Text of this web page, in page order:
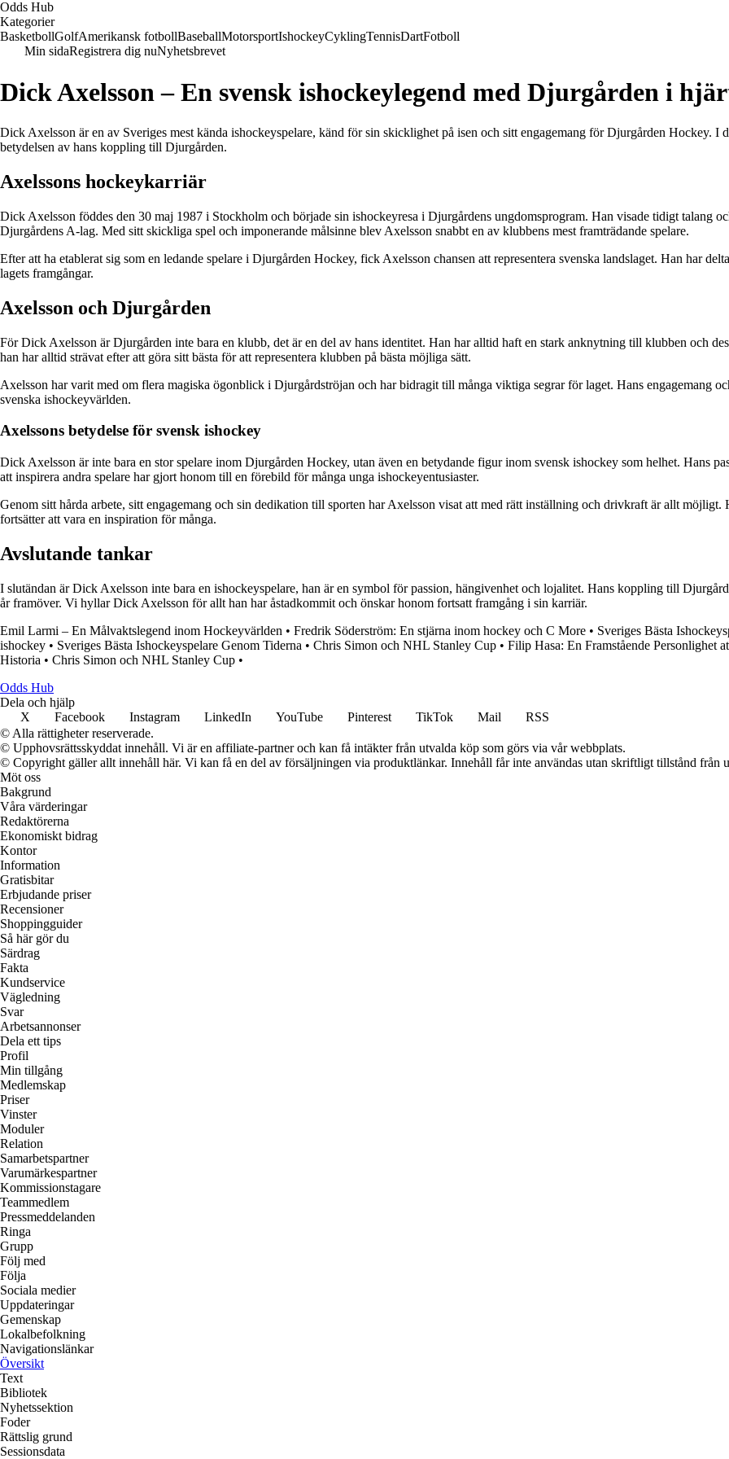
Odds Hub
Kategorier
BasketbollGolfAmerikansk fotbollBaseballMotorsportIshockeyCyklingTennisDartFotboll
Min sidaRegistrera dig nuNyhetsbrevet
Dick Axelsson – En svensk ishockeylegend med Djurgården i
Dick Axelsson är en av Sveriges mest kända ishockeyspelare, känd för sin skicklighet på isen och sitt engagemang för Djurgården Hockey. I
betydelsen av hans koppling till Djurgården.
Axelssons hockeykarriär
Dick Axelsson föddes den 30 maj 1987 i Stockholm och började sin ishockeyresa i Djurgårdens ungdomsprogram. Han visade tidigt talang
Djurgårdens A-lag. Med sitt skickliga spel och imponerande målsinne blev Axelsson snabbt en av klubbens mest framträdande spelare.
Efter att ha etablerat sig som en ledande spelare i Djurgården Hockey, fick Axelsson chansen att representera svenska landslaget. Han har
lagets framgångar.
Axelsson och Djurgården
För Dick Axelsson är Djurgården inte bara en klubb, det är en del av hans identitet. Han har alltid haft en stark anknytning till klubben och
han har alltid strävat efter att göra sitt bästa för att representera klubben på bästa möjliga sätt.
Axelsson har varit med om flera magiska ögonblick i Djurgårdströjan och har bidragit till många viktiga segrar för laget. Hans engagemang
svenska ishockeyvärlden.
Axelssons betydelse för svensk ishockey
Dick Axelsson är inte bara en stor spelare inom Djurgården Hockey, utan även en betydande figur inom svensk ishockey som helhet. Hans
att inspirera andra spelare har gjort honom till en förebild för många unga ishockeyentusiaster.
Genom sitt hårda arbete, sitt engagemang och sin dedikation till sporten har Axelsson visat att med rätt inställning och drivkraft är allt möjligt.
fortsätter att vara en inspiration för många.
Avslutande tankar
I slutändan är Dick Axelsson inte bara en ishockeyspelare, han är en symbol för passion, hängivenhet och lojalitet. Hans koppling till
år framöver. Vi hyllar Dick Axelsson för allt han har åstadkommit och önskar honom fortsatt framgång i sin karriär.
Emil Larmi – En Målvaktslegend inom Hockeyvärlden • Fredrik Söderström: En stjärna inom hockey och C More • Sveriges Bästa
ishockey • Sveriges Bästa Ishockeyspelare Genom Tiderna • Chris Simon och NHL Stanley Cup • Filip Hasa: En Framstående Personlighet
Historia • Chris Simon och NHL Stanley Cup •
Odds Hub
Dela och hjälp
X
Facebook Instagram LinkedIn YouTube Pinterest TikTok Mail
RSS
© Alla rättigheter reserverade.
© Upphovsrättsskyddat innehåll. Vi är en affiliate-partner och kan få intäkter från utvalda köp som görs via vår webbplats.
© Copyright gäller allt innehåll här. Vi kan få en del av försäljningen via produktlänkar. Innehåll får inte användas utan skriftligt tillstånd från
Möt oss
Bakgrund
Våra värderingar
Redaktörerna
Ekonomiskt bidrag
Kontor
Information
Gratisbitar
Erbjudande priser
Recensioner
Shoppingguider
Så här gör du
Särdrag
Fakta
Kundservice
Vägledning
Svar
Arbetsannonser
Dela ett tips
Profil
Min tillgång
Medlemskap
Priser
Vinster
Moduler
Relation
Samarbetspartner
Varumärkespartner
Kommissionstagare
Teammedlem
Pressmeddelanden
Ringa
Grupp
Följ med
Följa
Sociala medier
Uppdateringar
Gemenskap
Lokalbefolkning
Navigationslänkar
Översikt
Text
Bibliotek
Nyhetssektion
Foder
Rättslig grund
Sessionsdata